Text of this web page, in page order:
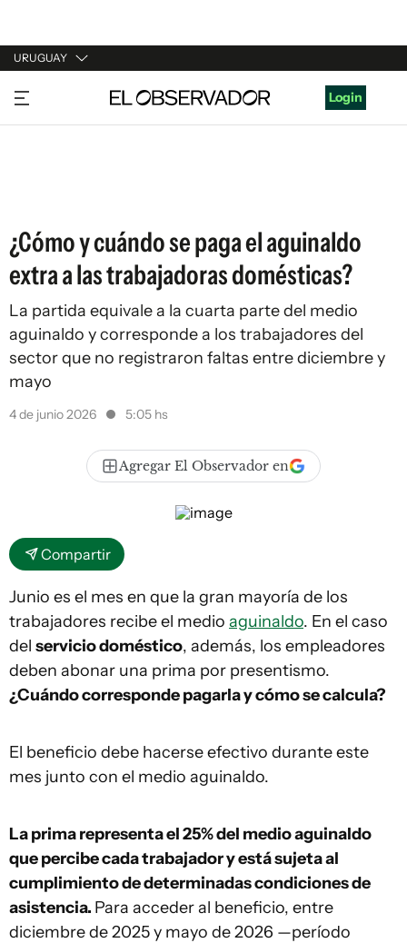
URUGUAY
URUGUAY
ARGENTINA
Login
¿Cómo y cuándo se paga el aguinaldo
extra a las trabajadoras domésticas?
La partida equivale a la cuarta parte del medio
aguinaldo y corresponde a los trabajadores del
sector que no registraron faltas entre diciembre y
mayo
4 de junio 2026 5:05 hs
Agregar El Observador en
Compartir
Junio es el mes en que la gran mayoría de los
trabajadores recibe el medio aguinaldo. En el caso
del servicio doméstico, además, los empleadores
deben abonar una prima por presentismo.
¿Cuándo corresponde pagarla y cómo se calcula?
El beneficio debe hacerse efectivo durante este
mes junto con el medio aguinaldo.
La prima representa el 25% del medio aguinaldo
que percibe cada trabajador y está sujeta al
cumplimiento de determinadas condiciones de
asistencia. Para acceder al beneficio, entre
diciembre de 2025 y mayo de 2026 —período